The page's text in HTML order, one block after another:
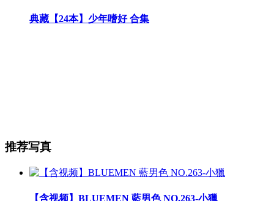
典藏【24本】少年嗜好 合集
推荐写真
【含视频】BLUEMEN 藍男色 NO.263-小獵